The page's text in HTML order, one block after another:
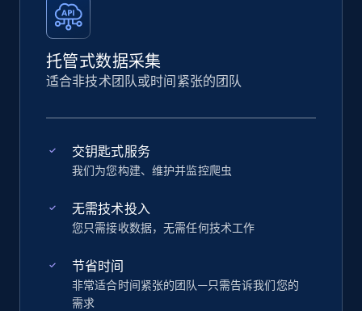
托管式数据采集
适合非技术团队或时间紧张的团队
交钥匙式服务
我们为您构建、维护并监控爬虫
无需技术投入
您只需接收数据，无需任何技术工作
节省时间
非常适合时间紧张的团队—只需告诉我们您的
需求